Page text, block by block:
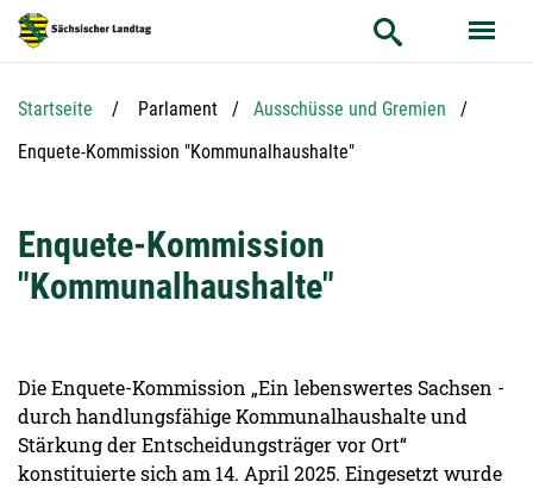
Hauptnavigation
Hauptinhalt
Service
Startseite Parlament
Ausschüsse und Gremien
Aktuelle Seite:
Enquete-Kommission "Kommunalhaushalte"
Enquete-Kommission
"Kommunalhaushalte"
Die Enquete-Kommission „Ein lebenswertes Sachsen -
durch handlungsfähige Kommunalhaushalte und
Stärkung der Entscheidungsträger vor Ort“
konstituierte sich am 14. April 2025. Eingesetzt wurde